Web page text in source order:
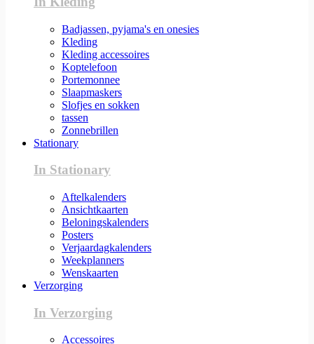
Badjassen, pyjama's en onesies
Kleding
Kleding accessoires
Koptelefoon
Portemonnee
Slaapmaskers
Slofjes en sokken
tassen
Zonnebrillen
Stationary
In Stationary
Aftelkalenders
Ansichtkaarten
Beloningskalenders
Posters
Verjaardagkalenders
Weekplanners
Wenskaarten
Verzorging
In Verzorging
Accessoires